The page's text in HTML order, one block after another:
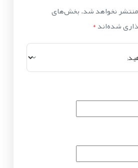
نخواهد شد.بخش‌های
شده‌اند*